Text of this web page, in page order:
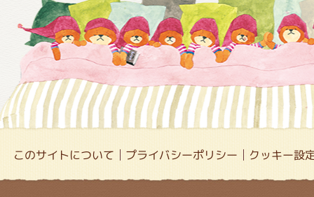
このサイトについて プライバシーポリシー クッキー設